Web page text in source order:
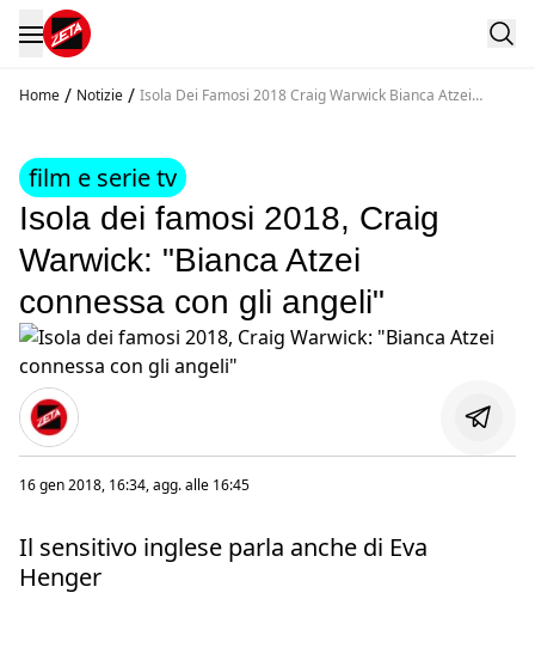
Home / Notizie / Isola Dei Famosi 2018 Craig Warwick Bianca Atzei
film e serie tv
Isola dei famosi 2018, Craig
Warwick: "Bianca Atzei
connessa con gli angeli"
16 gen 2018, 16:34, agg. alle 16:45
Il sensitivo inglese parla anche di Eva
Henger